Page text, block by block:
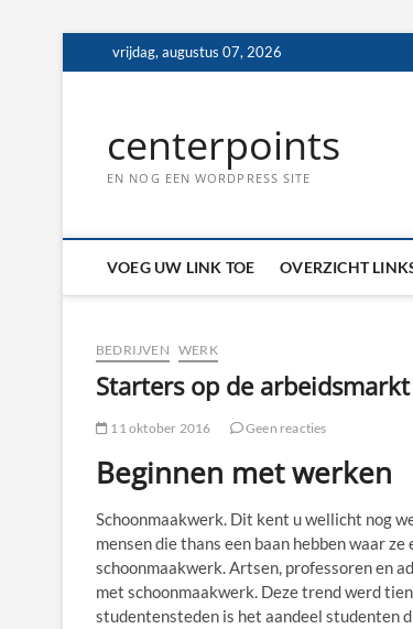
naar
vrijdag, augustus 07, 2026
centerpoints
EN NOG EEN WORDPRESS SITE
VOEG UW LINK TOE OVERZICHT
BEDRIJVEN WERK
Starters op de
11 oktober 2016 Geen reacties
Beginnen met werken
Schoonmaakwerk. Dit kent u wellicht nog
mensen die thans een baan hebben waar
schoonmaakwerk. Artsen, professoren en
met schoonmaakwerk. Deze trend werd
studentensteden is het aandeel studenten